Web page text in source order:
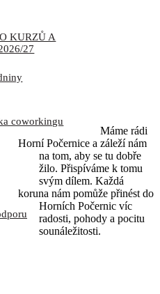
KURZŮ A
27
coworkingu
Máme rádi
Horní Počernice a záleží nám
na tom, aby se tu dobře
žilo. Přispíváme k tomu
svým dílem. Každá
koruna nám pomůže přinést do
Horních Počernic víc
radosti, pohody a pocitu
sounáležitosti.